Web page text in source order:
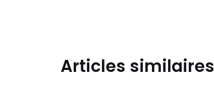
Articles similaires